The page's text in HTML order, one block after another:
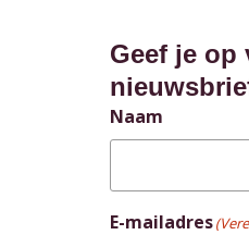
Geef je op
Naam
E-mailadres